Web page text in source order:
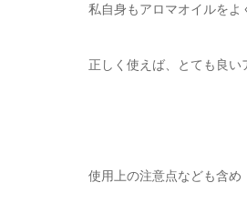
私自身もアロマオイルをよ
正しく使えば、とても良い
使用上の注意点なども含め